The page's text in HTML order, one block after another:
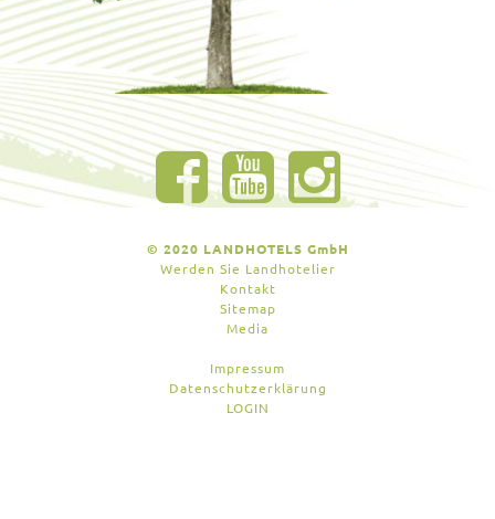
© 2020 LANDHOTELS GmbH
Werden Sie Landhotelier
Kontakt
Sitemap
Media
Impressum
Datenschutzerklärung
LOGIN